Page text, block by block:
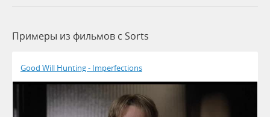
Примеры из фильмов c Sorts
Good Will Hunting - Imperfections